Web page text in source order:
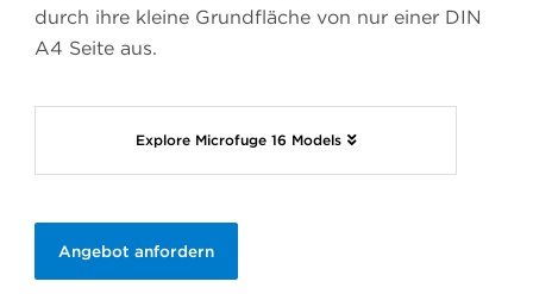
durch ihre kleine Grundfläche von nur einer DIN
A4 Seite aus.
Explore Microfuge 16 Models
Angebot anfordern